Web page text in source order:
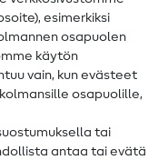
esimerkiksi
osapuolen
käytön
vain, kun evästeet
osapuolille,
tai
antaa tai evätä